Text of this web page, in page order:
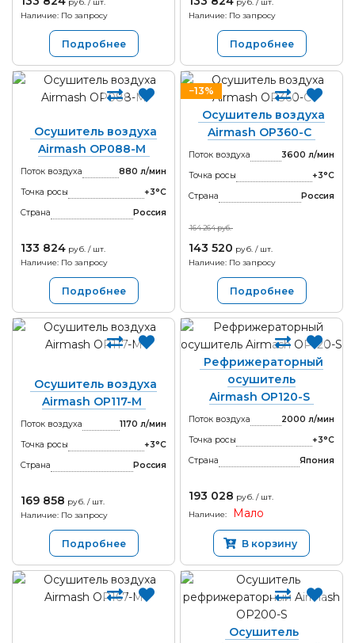
Наличие: По запросу
Подробнее
Наличие: По запросу
Подробнее
Осушитель воздуха
Airmash OP088-M
Поток воздуха
880 л/мин
Точка росы
+3°С
Страна
Россия
133 824 руб. / шт.
Наличие: По запросу
Подробнее
−13%
Осушитель воздуха
Airmash OP360-С
Поток воздуха
3600 л/мин
Точка росы
+3°С
Страна
Россия
164 264 руб.
143 520 руб. / шт.
Наличие: По запросу
Подробнее
Осушитель воздуха
Airmash OP117-M
Поток воздуха
1170 л/мин
Точка росы
+3°С
Страна
Россия
169 858 руб. / шт.
Наличие: По запросу
Подробнее
Рефрижераторный
осушитель
Airmash OP120-S
Поток воздуха
2000 л/мин
Точка росы
+3°С
Страна
Япония
193 028 руб. / шт.
Наличие:
Мало
В корзину
Осушитель